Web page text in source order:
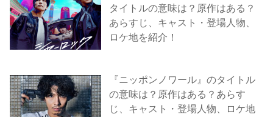
タイトルの意味は？原作はある？
あらすじ、キャスト・登場人物、
ロケ地を紹介！
『ニッポンノワール』のタイトル
の意味は？原作はある？あらす
じ、キャスト・登場人物、ロケ地